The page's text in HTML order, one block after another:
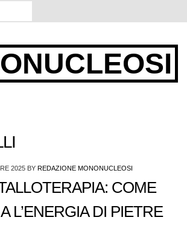
2025BY REDAZIONE MONONUCLEOSI
COME
L’ENERGIA DI PIETRE